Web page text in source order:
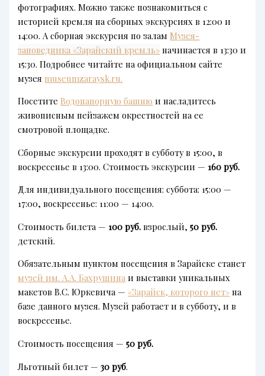
фотографиях. Можно также познакомиться с
историей кремля на сборных экскурсиях в 12:00 и
14:00. А сборная экскурсия по залам Музея-
заповедника «Зарайский кремль» начинается в 13:30 и
15:30. Подробнее читайте на официальном сайте
музеяmuseumzaraysk.ru.
Посетите Водонапорную башню и насладитесь
живописным пейзажем окрестностей на ее
смотровой площадке.
Сборные экскурсии проходят в субботу в 15:00, в
воскресенье в 13:00. Стоимость экскурсии — 160 руб.
Для индивидуального посещения: суббота: 15:00 —
17:00, воскресенье: 11:00 — 14:00.
Стоимость билета — 100 руб. взрослый,50 руб.
детский.
Обязательным пунктом посещения в Зарайске станет
музей им. А.А. Бахрушина и выставки уникальных
макетов В.С. Юркевича — «Зарайск, которого нет» на
базе данного музея. Музей работает и в субботу, и в
воскресенье.
Стоимость посещения — 50 руб.
Льготный билет — 30 руб.